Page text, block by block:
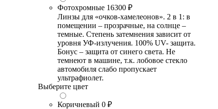
Фотохромные 16300 ₽
Линзы для «очков-хамелеонов». 2 в 1: в
помещении – прозрачные, на солнце –
темные. Степень затемнения зависит от
уровня УФ-излучения. 100% UV- защита.
Бонус – защита от синего света. Не
темнеют в машине, т.к. лобовое стекло
автомобиля слабо пропускает
ультрафиолет.
Выберите цвет
Коричневый 0 ₽